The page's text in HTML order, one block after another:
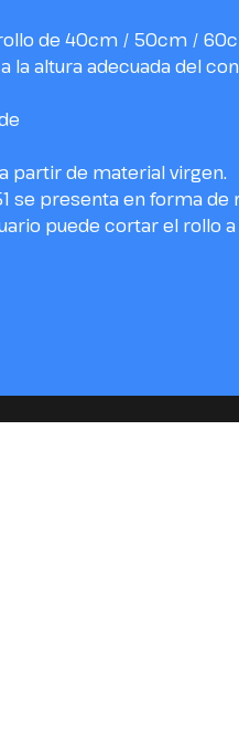
de 40cm / 50cm /
la altura adecuada del
partir de material virgen.
se presenta en forma de
puede cortar el rollo a